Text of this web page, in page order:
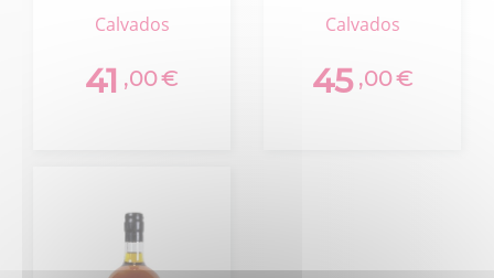
calvados
41 ,00€
calvados
45 ,00€